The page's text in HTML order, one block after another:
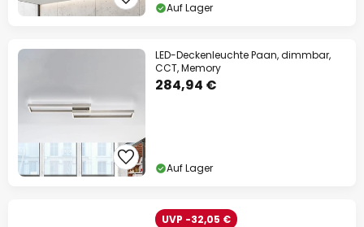
Auf Lager
LED-Deckenleuchte Paan, dimmbar,
CCT, Memory
284,94 €
Auf Lager
UVP -32,05 €